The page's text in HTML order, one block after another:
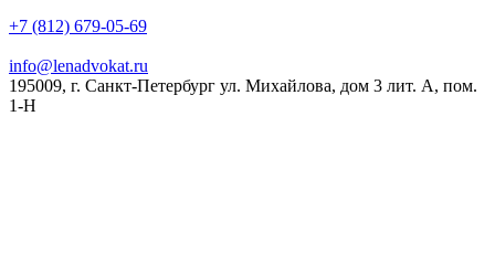
+7 (812) 679-05-69
info@lenadvokat.ru
195009, г. Санкт-Петербург ул. Михайлова, дом 3 лит. А, пом.
1-Н